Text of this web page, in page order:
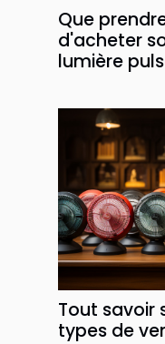
Que
d'acheter
lumière
Tout savoir
types de